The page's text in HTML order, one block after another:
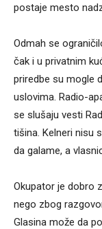
postaje mesto
Odmah se
čak i u privatnim
priredbe su mogle
uslovima. Radio-
se slušaju vesti
tišina. Kelneri nisu
da galame, a
Okupator je dobro
nego zbog
Glasina može da